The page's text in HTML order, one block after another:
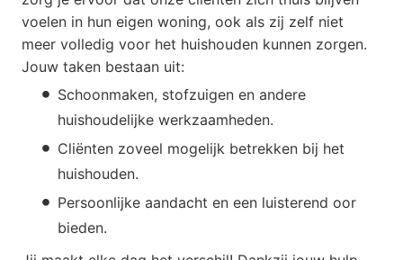
voelen in hun eigen woning, ook als zij zelf niet
meer volledig voor het huishouden kunnen zorgen.
Jouw taken bestaan uit:
Schoonmaken, stofzuigen en andere
huishoudelijke werkzaamheden.
Cliënten zoveel mogelijk betrekken bij het
huishouden.
Persoonlijke aandacht en een luisterend oor
bieden.